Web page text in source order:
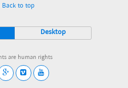
Back to top
Desktop
are human rights